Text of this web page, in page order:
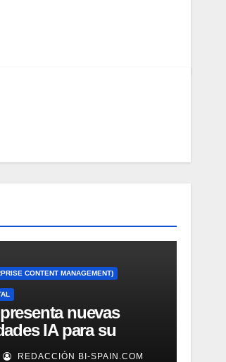
CONTENT MANAGEMENT)
nuevas
IA para su
REDACCIÓN BI-SPAIN.COM